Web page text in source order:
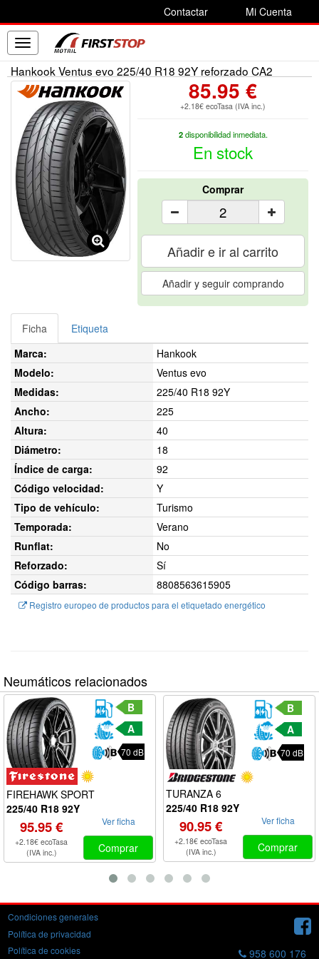
Contactar Mi Cuenta
Toggle
navigation
Hankook Ventus evo 225/40 R18 92Y reforzado CA2
85.95 €
+2.18€ ecoTasa (IVA inc.)
2disponibilidad inmediata.
En stock
Comprar
Añadir e ir al carrito
Añadir y seguir comprando
Ficha
Etiqueta
Marca:
Hankook
Modelo:
Ventus evo
Medidas:
225/40 R18 92Y
Ancho:
225
Altura:
40
Diámetro:
18
Índice de carga:
92
Código velocidad:
Y
Tipo de vehículo:
Turismo
Temporada:
Verano
Runflat:
No
Reforzado:
Sí
Código barras:
8808563615905
Registro europeo de productos para el etiquetado energético
Neumáticos relacionados
B
A
70 dB
FIREHAWK SPORT
225/40 R18 92Y
95.95 €
+2.18€ ecoTasa
(IVA inc.)
Ver ficha
Comprar
B
A
70 dB
TURANZA 6
225/40 R18 92Y
90.95 €
+2.18€ ecoTasa
(IVA inc.)
Ver ficha
Comprar
Condiciones generales
Política de privacidad
Política de cookies
958 600 176